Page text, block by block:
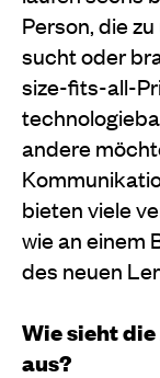
Person, die
sucht oder
size-fits-all-
andere
bieten viele
wie an einem
des neuen
Wie sieht
aus?